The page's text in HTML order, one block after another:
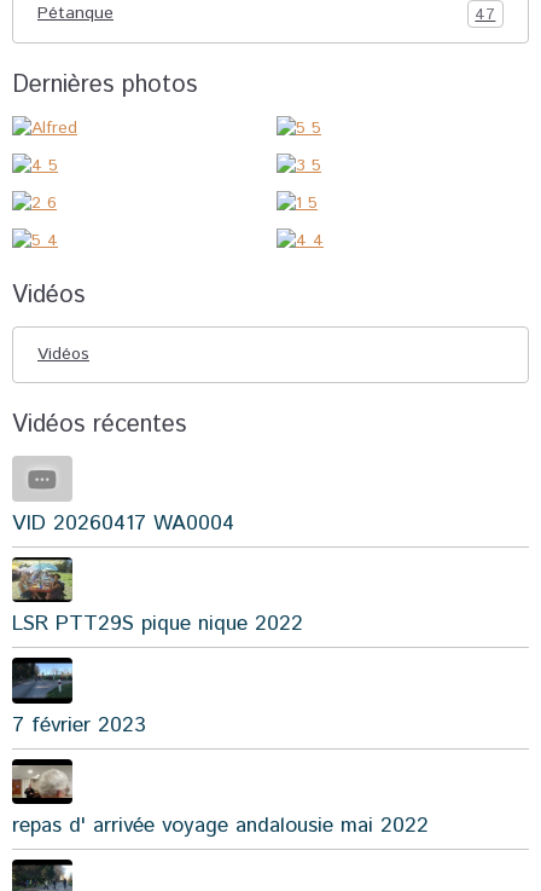
Pétanque 47
Dernières photos
Vidéos
Vidéos
Vidéos récentes
VID 20260417 WA0004
LSR PTT29S pique nique 2022
7 février 2023
repas d' arrivée voyage andalousie mai 2022